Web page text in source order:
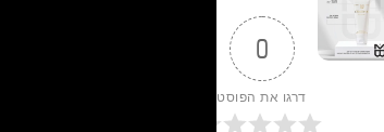
0
דרגו את הפוסט